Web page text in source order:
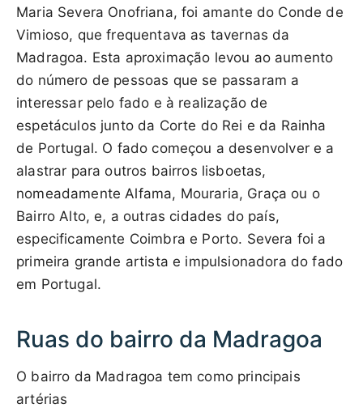
Maria Severa Onofriana, foi amante do Conde de
Vimioso, que frequentava as tavernas da
Madragoa. Esta aproximação levou ao aumento
do número de pessoas que se passaram a
interessar pelo fado e à realização de
espetáculos junto da Corte do Rei e da Rainha
de Portugal. O fado começou a desenvolver e a
alastrar para outros bairros lisboetas,
nomeadamente Alfama, Mouraria, Graça ou o
Bairro Alto, e, a outras cidades do país,
especificamente Coimbra e Porto. Severa foi a
primeira grande artista e impulsionadora do fado
em Portugal.
Ruas do bairro da Madragoa
O bairro da Madragoa tem como principais
artérias